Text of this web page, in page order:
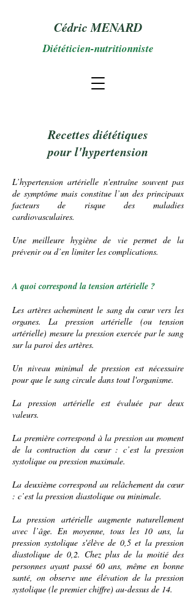
Cédric MENARD
Diététicien-nutritionniste
Recettes diététiques
pour l'hypertension
L’hypertension artérielle n'entraîne souvent pas
de symptôme mais constitue l’un des principaux
facteurs de risque des maladies
cardiovasculaires.
Une meilleure hygiène de vie permet de la
prévenir ou d’en limiter les complications.
A quoi correspond la tension artérielle ?
Les artèresacheminent le sang du cœur vers les
organes. La pression artérielle (ou tension
artérielle) mesure la pression exercée par le sang
sur la paroi des artères.
Un niveau minimal de pression est nécessaire
pour que le sang circule dans tout l'organisme.
La pression artérielle est évaluée par deux
valeurs.
La première correspond à la pression au moment
de la contraction du cœur : c’est la pression
systolique ou pression maximale.
La deuxième correspond au relâchement du cœur
: c’est la pression diastolique ou minimale.
La pression artérielle augmente naturellement
avec l’âge. En moyenne, tous les 10 ans, la
pression systolique s'élève de 0,5 et la pression
diastolique de 0,2. Chez plus de la moitié des
personnes ayant passé 60 ans, même en bonne
santé, on observe une élévation de la pression
systolique (le premier chiffre) au-dessus de 14.